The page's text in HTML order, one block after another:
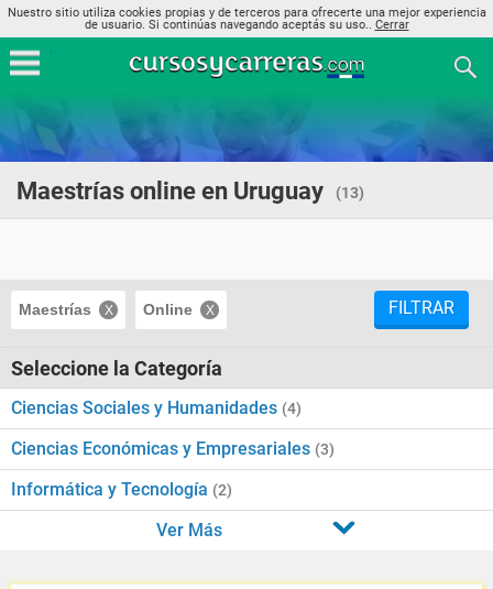
Nuestro sitio utiliza cookies propias y de terceros para ofrecerte una mejor experiencia
de usuario. Si continúas navegando aceptás su uso.. Cerrar
Maestrías online en Uruguay (13)
Maestrías Online FILTRAR
Seleccione la Categoría
Ciencias Sociales y Humanidades (4)
Ciencias Económicas y Empresariales (3)
Informática y Tecnología (2)
Ver Más